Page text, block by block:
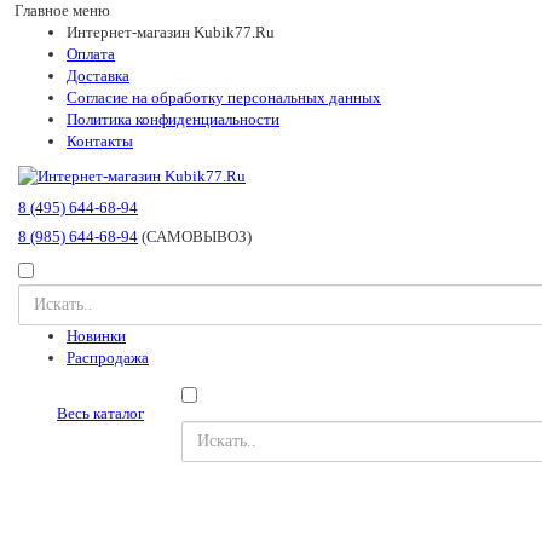
Главное меню
Интернет-магазин Kubik77.Ru
Оплата
Доставка
Согласие на обработку персональных данных
Политика конфиденциальности
Контакты
8 (495) 644-68-94
8 (985) 644-68-94 (САМОВЫВОЗ)
Новинки
Распродажа
Весь каталог